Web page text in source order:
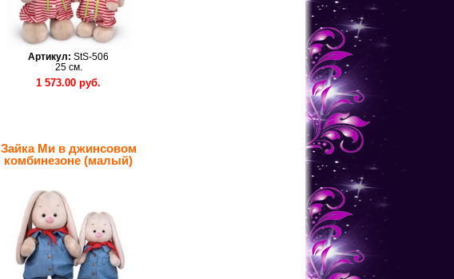
Артикул: StS-506
25 см.
1 573.00 руб.
Зайка Ми в джинсовом
комбинезоне (малый)